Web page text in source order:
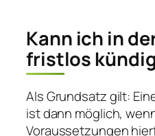
Kann ich in
fristlos
Als Grundsatz gilt:
ist dann möglich,
Voraussetzungen